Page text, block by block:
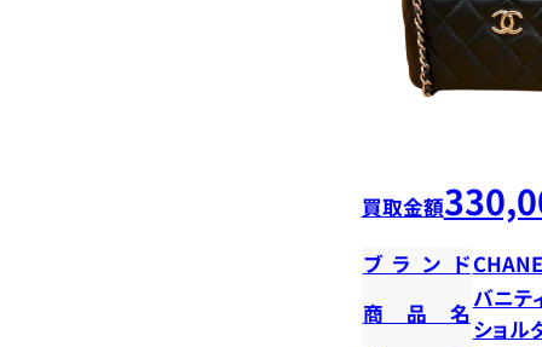
買取金額
ブランド
商品名
バニテ
ショル